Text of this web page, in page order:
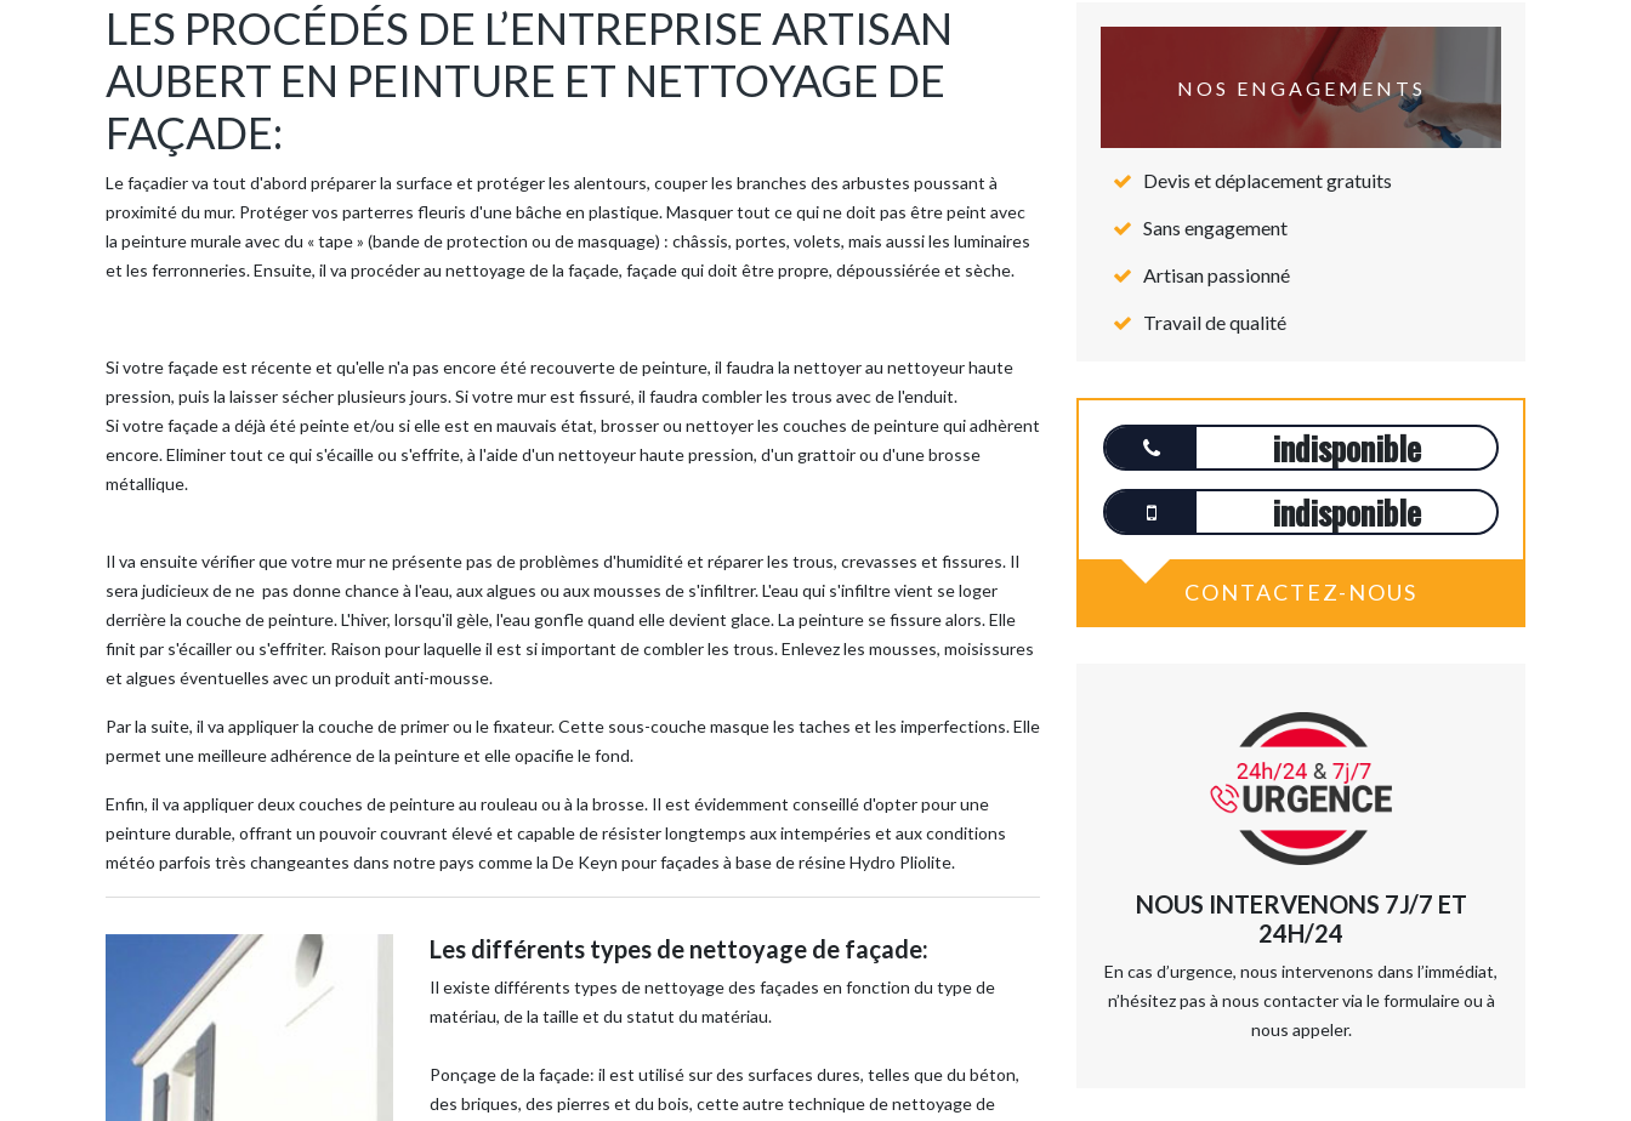
LES PROCÉDÉS DE L’ENTREPRISE ARTISAN
AUBERT EN PEINTURE ET NETTOYAGE DE
FAÇADE:
Le façadier va tout d'abord préparer la surface et protéger les alentours, couper les branches des arbustes poussant à
proximité du mur. Protéger vos parterres fleuris d'une bâche en plastique. Masquer tout ce qui ne doit pas être peint avec
la peinture murale avec du « tape » (bande de protection ou de masquage) : châssis, portes, volets, mais aussi les luminaires
et les ferronneries. Ensuite, il va procéder au nettoyage de la façade, façade qui doit être propre, dépoussiérée et sèche.
Si votre façade est récente et qu'elle n'a pas encore été recouverte de peinture, il faudra la nettoyer au nettoyeur haute
pression, puis la laisser sécher plusieurs jours. Si votre mur est fissuré, il faudra combler les trous avec de l'enduit.
Si votre façade a déjà été peinte et/ou si elle est en mauvais état, brosser ou nettoyer les couches de peinture qui adhèrent
encore. Eliminer tout ce qui s'écaille ou s'effrite, à l'aide d'un nettoyeur haute pression, d'un grattoir ou d'une brosse
métallique.
Il va ensuite vérifier que votre mur ne présente pas de problèmes d'humidité et réparer les trous, crevasses et fissures. Il
sera judicieux de ne pas donne chance à l'eau, aux algues ou aux mousses de s'infiltrer. L'eau qui s'infiltre vient se loger
derrière la couche de peinture. L'hiver, lorsqu'il gèle, l'eau gonfle quand elle devient glace. La peinture se fissure alors. Elle
finit par s'écailler ou s'effriter. Raison pour laquelle il est si important de combler les trous. Enlevez les mousses, moisissures
et algues éventuelles avec un produit anti-mousse.
Par la suite, il va appliquer la couche de primer ou le fixateur. Cette sous-couche masque les taches et les imperfections. Elle
permet une meilleure adhérence de la peinture et elle opacifie le fond.
Enfin, il va appliquer deux couches de peinture au rouleau ou à la brosse. Il est évidemment conseillé d'opter pour une
peinture durable, offrant un pouvoir couvrant élevé et capable de résister longtemps aux intempéries et aux conditions
météo parfois très changeantes dans notre pays comme la De Keyn pour façades à base de résine Hydro Pliolite.
Les différents types de nettoyage de façade:
Il existe différents types de nettoyage des façades en fonction du type de
matériau, de la taille et du statut du matériau.
Ponçage de la façade: il est utilisé sur des surfaces dures, telles que du béton,
des briques, des pierres et du bois, cette autre technique de nettoyage de
NOS ENGAGEMENTS
Devis et déplacement gratuits
Sans engagement
Artisan passionné
Travail de qualité
indisponible
indisponible
CONTACTEZ-NOUS
NOUS INTERVENONS 7J/7 ET
24H/24
En cas d’urgence, nous intervenons dans l’immédiat,
n’hésitez pas à nous contacter via le formulaire ou à
nous appeler.